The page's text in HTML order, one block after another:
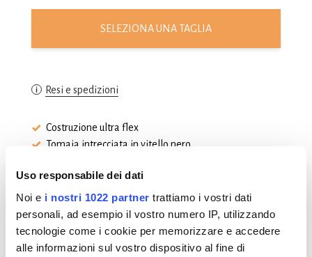
Uso responsabile dei dati
Noi e i nostri 1022 partner trattiamo i vostri dati
personali, ad esempio il vostro numero IP, utilizzando
tecnologie come i cookie per memorizzare e accedere
alle informazioni sul vostro dispositivo al fine di
SELEZIONA UNA TAGLIA
Resi e spedizioni
Costruzione ultra flex
Tomaia intrecciata in vitello nero